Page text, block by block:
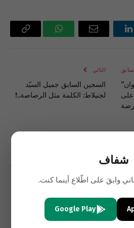
لينكدإن
البريد
واتساب Copy
على
التالي
السجين السابق جميل السيّد
لجنبلاط: الكلمة مثل الرصاصة..!
شفاف
وابقَ على اطّلاع أينما كنت.
Google Play